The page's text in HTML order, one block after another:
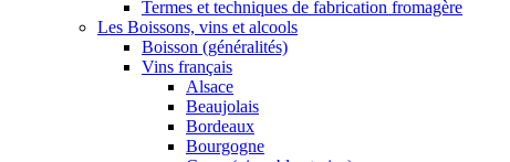
Termes et techniques de fabrication fromagère
Les Boissons, vins et alcools
Boisson (généralités)
Vins français
Alsace
Beaujolais
Bordeaux
Bourgogne